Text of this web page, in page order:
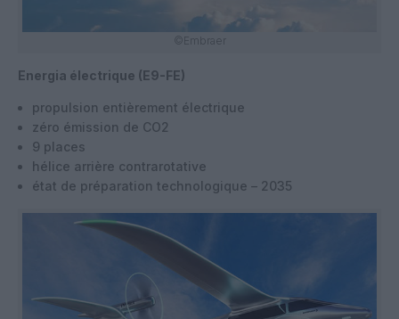
©Embraer
Energia électrique (E9-FE)
propulsion entièrement électrique
zéro émission de CO2
9 places
hélice arrière contrarotative
état de préparation technologique – 2035